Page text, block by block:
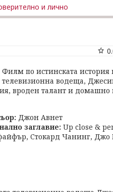
и лично
Филм по истинската история
телевизионна водеща,
вроден талант и
Джон Авнет
заглавие: Up close &
Стокард Чанинг, Джо